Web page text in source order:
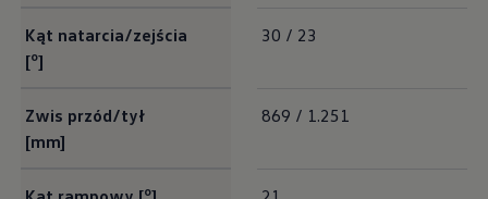
Kąt natarcia/zejścia
[o]
30 / 23
Zwis przód/tył
[mm]
869 / 1.251
o